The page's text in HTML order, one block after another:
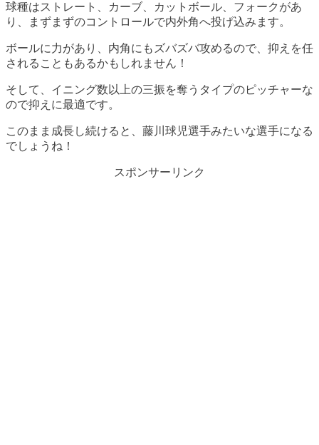
球種はストレート、カーブ、カットボール、フォークがあ
り、まずまずのコントロールで内外角へ投げ込みます。
ボールに力があり、内角にもズバズバ攻めるので、抑えを任
されることもあるかもしれません！
そして、イニング数以上の三振を奪うタイプのピッチャーな
ので抑えに最適です。
このまま成長し続けると、藤川球児選手みたいな選手になる
でしょうね！
スポンサーリンク